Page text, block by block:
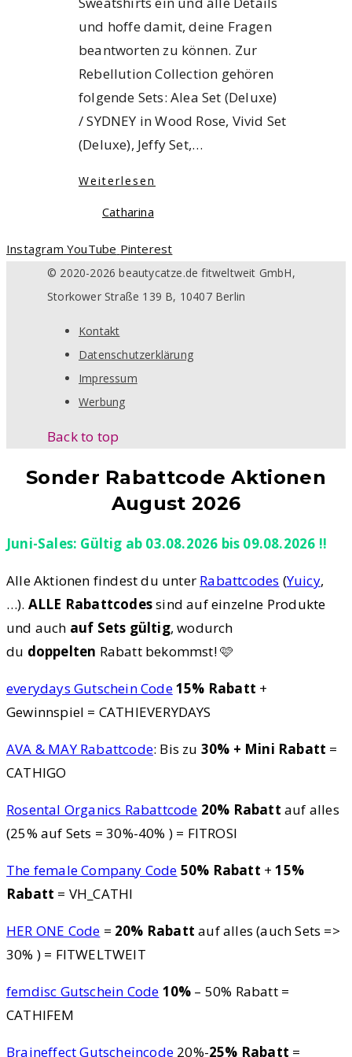
und hoffe damit, deine Fragen
beantworten zu können. Zur
Rebellution Collection gehören
folgende Sets: Alea Set (Deluxe)
/ SYDNEY in Wood Rose, Vivid Set
(Deluxe), Jeffy Set,…
Weiterlesen
Catharina
Instagram YouTube Pinterest
© 2020-2026 beautycatze.de fitweltweit GmbH,
Storkower Straße 139 B, 10407 Berlin
Kontakt
Datenschutzerklärung
Impressum
Werbung
Back to top
Sonder Rabattcode Aktionen
August 2026
Juni-Sales: Gültig ab 03.08.2026 bis 09.08.2026 !!
Alle Aktionen findest du unter Rabattcodes (Yuicy,
…). ALLE Rabattcodessind auf einzelne Produkte
und auch auf Sets gültig, wodurch
du doppelten Rabatt bekommst! 🩷
everydays Gutschein Code15% Rabatt +
Gewinnspiel = CATHIEVERYDAYS
AVA & MAY Rabattcode: Bis zu 30% + Mini Rabatt =
CATHIGO
Rosental Organics Rabattcode 20% Rabatt auf alles
(25% auf Sets = 30%-40% ) = FITROSI
The female Company Code 50% Rabatt +15%
Rabatt = VH_CATHI
HER ONE Code = 20% Rabatt auf alles (auch Sets =>
30% ) = FITWELTWEIT
femdisc Gutschein Code 10% – 50% Rabatt =
CATHIFEM
Braineffect Gutscheincode 20%-25% Rabatt =